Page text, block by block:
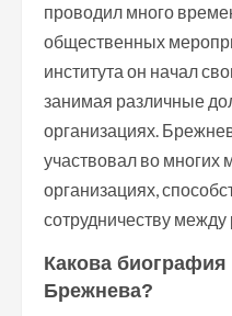
проводил много
общественных
института он начал
занимая различные
организациях.
участвовал во многих
организациях,
сотрудничеству
Какова
Брежнева?